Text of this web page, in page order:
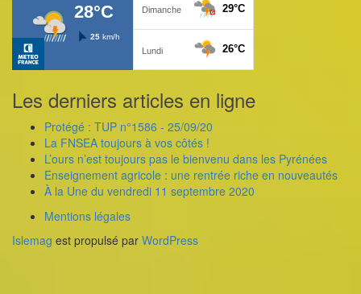
Les derniers articles en ligne
Protégé : TUP n°1586 - 25/09/20
La FNSEA toujours à vos côtés !
L’ours n’est toujours pas le bienvenu dans les Pyrénées
Enseignement agricole : une rentrée riche en nouveautés
À la Une du vendredi 11 septembre 2020
Mentions légales
Islemag est propulsé par WordPress